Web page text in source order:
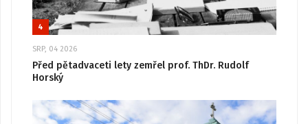
4
SRP, 04 2026
Před pětadvaceti lety zemřel prof. ThDr. Rudolf
Horský